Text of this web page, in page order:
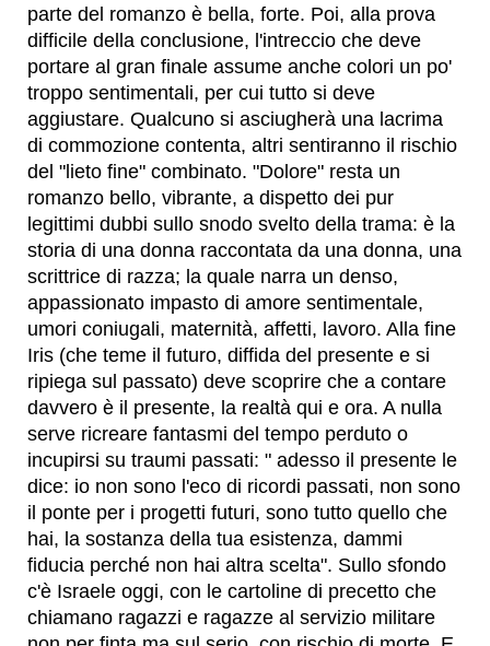
parte del romanzo è bella, forte. Poi, alla prova
difficile della conclusione, l'intreccio che deve
portare al gran finale assume anche colori un po'
troppo sentimentali, per cui tutto si deve
aggiustare. Qualcuno si asciugherà una lacrima
di commozione contenta, altri sentiranno il rischio
del "lieto fine" combinato. "Dolore" resta un
romanzo bello, vibrante, a dispetto dei pur
legittimi dubbi sullo snodo svelto della trama: è la
storia di una donna raccontata da una donna, una
scrittrice di razza; la quale narra un denso,
appassionato impasto di amore sentimentale,
umori coniugali, maternità, affetti, lavoro. Alla fine
Iris (che teme il futuro, diffida del presente e si
ripiega sul passato) deve scoprire che a contare
davvero è il presente, la realtà qui e ora. A nulla
serve ricreare fantasmi del tempo perduto o
incupirsi su traumi passati: " adesso il presente le
dice: io non sono l'eco di ricordi passati, non sono
il ponte per i progetti futuri, sono tutto quello che
hai, la sostanza della tua esistenza, dammi
fiducia perché non hai altra scelta". Sullo sfondo
c'è Israele oggi, con le cartoline di precetto che
chiamano ragazzi e ragazze al servizio militare